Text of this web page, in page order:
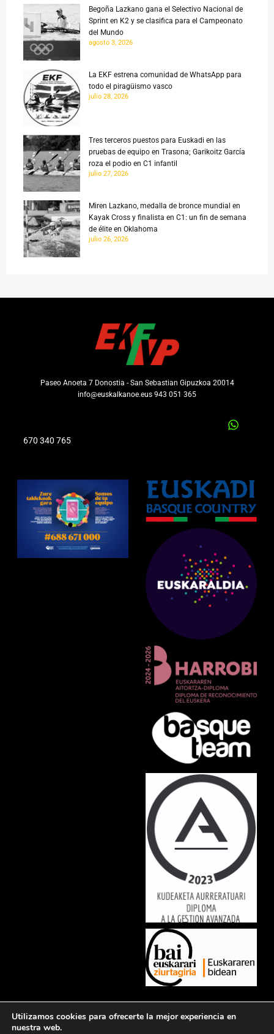
Begoña Lazkano gana el Selectivo Nacional de
Sprint en K2 y se clasifica para el Campeonato
del Mundo
agosto 3, 2026
La EKF estrena comunidad de WhatsApp para
todo el piragüismo vasco
julio 28, 2026
Tres terceros puestos para Euskadi en las
pruebas de equipo en Trasona; Garikoitz García
roza el podio en C1 infantil
julio 27, 2026
Miren Lazkano, medalla de bronce mundial en
Kayak Cross y finalista en C1: un fin de semana
de élite en Oklahoma
julio 26, 2026
Paseo Anoeta 7 Donostia - San Sebastian Gipuzkoa 20014
info@euskalkanoe.eus 943 051 365
670 340 765
luctus nec ullamcorper mattis, pulvinar dapibus leo.
Utilizamos cookies para ofrecerte la mejor experiencia en
nuestra web.